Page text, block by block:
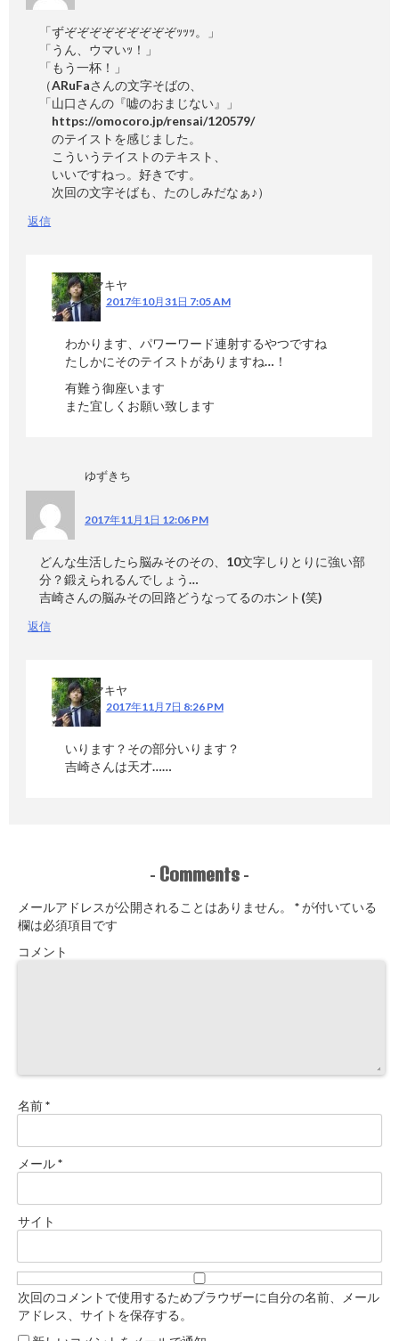
「ずぞぞぞぞぞぞぞぞぞｯｯｯ。」
「うん、ウマいｯ！」
「もう一杯！」
（ARuFaさんの文字そばの、
「山口さんの『嘘のおまじない』」
https://omocoro.jp/rensai/120579/
のテイストを感じました。
こういうテイストのテキスト、
いいですねっ。好きです。
次回の文字そばも、たのしみだなぁ♪）
返信
マキヤ
2017年10月31日 7:05 AM
わかります、パワーワード連射するやつですね
たしかにそのテイストがありますね…！
有難う御座います
また宜しくお願い致します
ゆずきち
2017年11月1日 12:06 PM
どんな生活したら脳みそのその、10文字しりとりに強い部
分？鍛えられるんでしょう…
吉崎さんの脳みその回路どうなってるのホント(笑)
返信
マキヤ
2017年11月7日 8:26 PM
いります？その部分いります？
吉崎さんは天才……
- Comments -
メールアドレスが公開されることはありません。 *が付いている
欄は必須項目です
コメント
名前*
メール*
サイト
次回のコメントで使用するためブラウザーに自分の名前、メール
アドレス、サイトを保存する。